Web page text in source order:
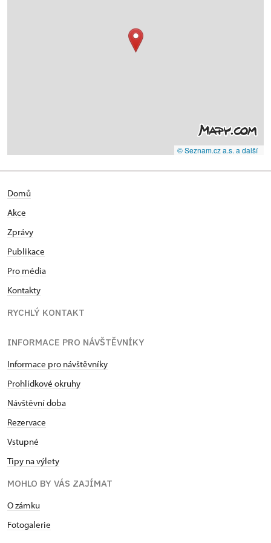
© Seznam.cz a.s. a další
Domů
Akce
Zprávy
Publikace
Pro média
Kontakty
RYCHLÝ KONTAKT
INFORMACE PRO NÁVŠTĚVNÍKY
Informace pro návštěvníky
Prohlídkové okruhy
Návštěvní doba
Rezervace
Vstupné
Tipy na výlety
MOHLO BY VÁS ZAJÍMAT
O zámku
Fotogalerie